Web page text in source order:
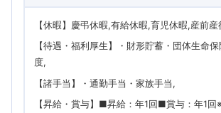
【休暇】慶弔休暇,有給休暇,育児休暇,産前産
【待遇・福利厚生】・財形貯蓄・団体生命
度
【諸手当】・通勤手当・家族手当
【昇給・賞与】■昇給：年1回■賞与：年1回